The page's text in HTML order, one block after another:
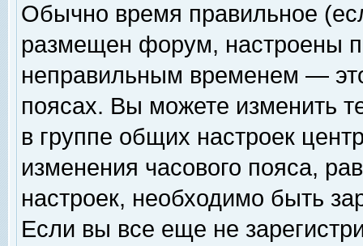
Обычно время правильное
размещен форум, настроены
неправильным временем —
поясах. Вы можете изменить
в группе общих настроек
изменения часового пояса,
настроек, необходимо быть
Если вы все еще не